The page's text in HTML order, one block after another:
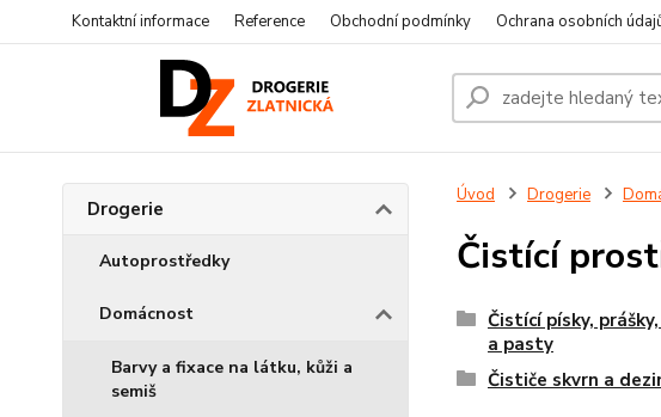
Kontaktní informace Reference Obchodní podmínky Ochrana osobních
Drogerie
Autoprostředky
Domácnost
Barvy a fixace na látku, kůži a
semiš
Úvod Drogerie
Čistící
Čistící písky,
a pasty
Čističe skvrn a